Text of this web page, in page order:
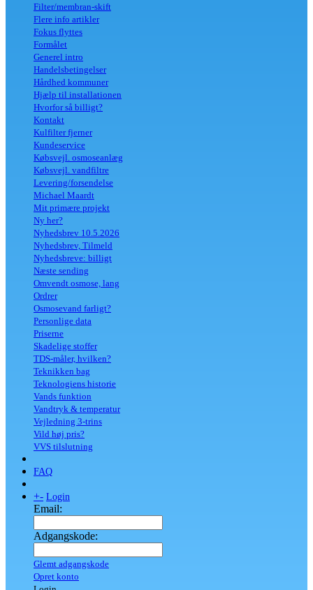
Filter/membran-skift
Flere info artikler
Fokus flyttes
Formålet
Generel intro
Handelsbetingelser
Hårdhed kommuner
Hjælp til installationen
Hvorfor så billigt?
Kontakt
Kulfilter fjerner
Kundeservice
Købsvejl. osmoseanlæg
Købsvejl. vandfiltre
Levering/forsendelse
Michael Maardt
Mit primære projekt
Ny her?
Nyhedsbrev 10.5.2026
Nyhedsbrev, Tilmeld
Nyhedsbreve: billigt
Næste sending
Omvendt osmose, lang
Ordrer
Osmosevand farligt?
Personlige data
Priserne
Skadelige stoffer
TDS-måler, hvilken?
Teknikken bag
Teknologiens historie
Vands funktion
Vandtryk & temperatur
Vejledning 3-trins
Vild høj pris?
VVS tilslutning
FAQ
+- Login
Email:
Adgangskode:
Glemt adgangskode
Opret konto